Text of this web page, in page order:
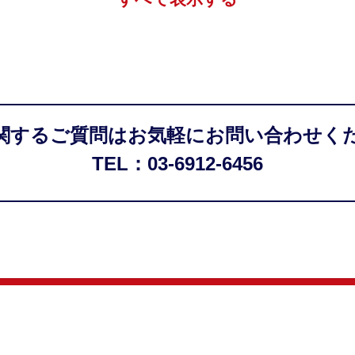
するご質問はお気軽にお問い合わせく
TEL：03-6912-6456